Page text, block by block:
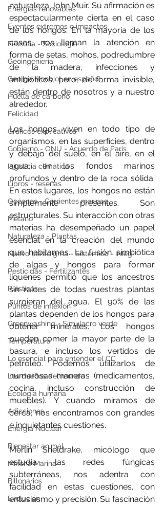
Energías renovables
Eventos extremos e impactos
Filosofía - Sociología
Geoingeniería
George Monbiot en español
Huella de carbono
Felicidad
Gráficos explicativos
Gobierno - ONU - Acuerdo de Paris
Injusticia climática
Libros - reseñas
Océanos - Corrientes marinas
Metano
Naturaleza - Plantas
Nuevo paradigma - Sistémico - Integ
Pesticidas - Fertilizantes
Plásticos
Puntos de inflexión
Greenwashing - Simulacro verde
Temperatura
Lo esencial para entender el CC
Los dueños del mundo
Ecología humana
Adicciones
Energía Nuclear
Bienestar animal
Minería Marina
Billonarios
Evolución
naturaleza John Muir. Su afirmación es
espectacularmente cierta en el caso
de los hongos. En la mayoría de los
casos, nos llaman la atención en
forma de setas, mohos, podredumbre
de la madera, infecciones y
antibióticos, pero, de forma invisible,
están dentro de nosotros y a nuestro
alrededor.
Los hongos viven en todo tipo de
organismos, en las superficies, dentro
y debajo del suelo, en el aire, en el
agua, en los fondos marinos
profundos y dentro de la roca sólida.
En estos lugares, los hongos no están
simplemente presentes. Son
estructurales. Su interacción con otras
materias ha desempeñado un papel
esencial en la creación del mundo
que habitamos. La fusión simbiótica
de algas y hongos para formar
líquenes permitió que los ancestros
sin raíces de todas nuestras plantas
surgieran del agua. El 90% de las
plantas dependen de los hongos para
obtener minerales. Los hongos
pueden comer la mayor parte de la
basura, e incluso los vertidos de
petróleo. Podemos utilizarlos de
numerosas maneras (medicamentos,
cocina, incluso construcción de
muebles). Y cuando miramos de
cerca, nos encontramos con grandes
e inquietantes cuestiones.
Merlin Sheldrake, micólogo que
estudia las redes fúngicas
subterráneas, nos adentra con
facilidad en estas cuestiones, con
entusiasmo y precisión. Su fascinación